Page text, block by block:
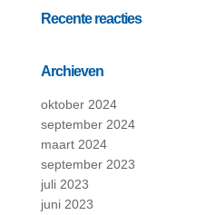
Recente reacties
Archieven
oktober 2024
september 2024
maart 2024
september 2023
juli 2023
juni 2023